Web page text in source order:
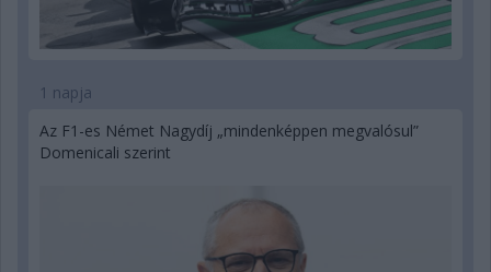
1 napja
Az F1-es Német Nagydíj „mindenképpen megvalósul”
Domenicali szerint